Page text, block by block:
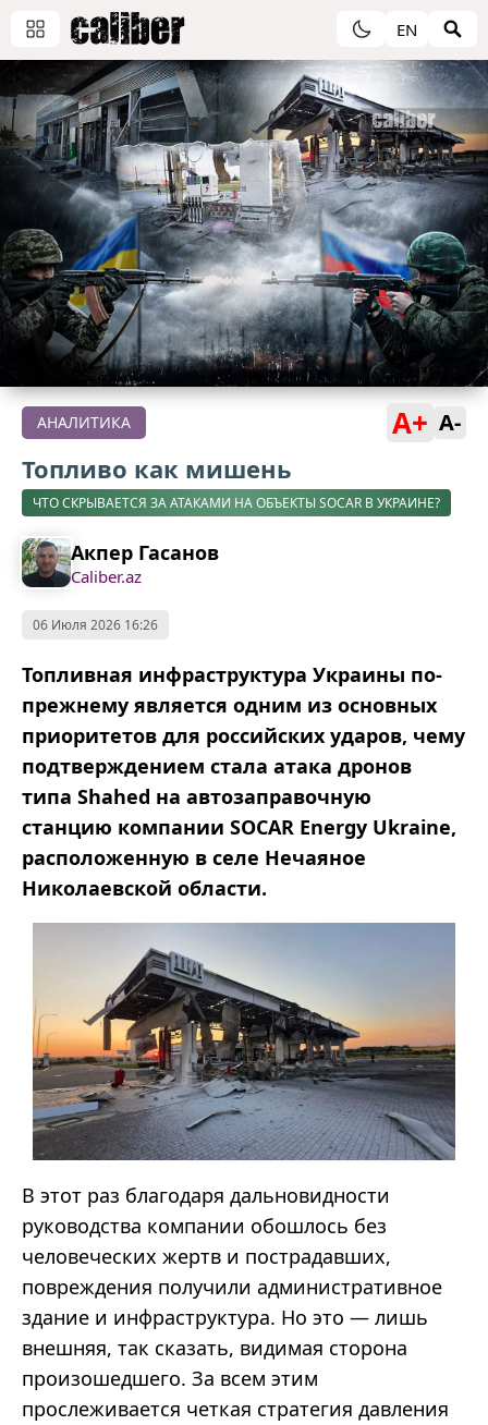
EN
АНАЛИТИКА A+ A-
Топливо как мишень
ЧТО СКРЫВАЕТСЯ ЗА АТАКАМИ НА ОБЪЕКТЫ SOCAR В УКРАИНЕ?
Акпер Гасанов
Caliber.az
06 Июля 2026 16:26
Топливная инфраструктура Украины по-
прежнему является одним из основных
приоритетов для российских ударов, чему
подтверждением стала атака дронов
типа Shahed на автозаправочную
станцию компании SOCAR Energy Ukraine,
расположенную в селе Нечаяное
Николаевской области.
В этот раз благодаря дальновидности
руководства компании обошлось без
человеческих жертв и пострадавших,
повреждения получили административное
здание и инфраструктура. Но это — лишь
внешняя, так сказать, видимая сторона
произошедшего. За всем этим
прослеживается четкая стратегия давления